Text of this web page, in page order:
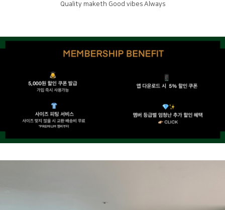
Quality maketh Good vibes Always